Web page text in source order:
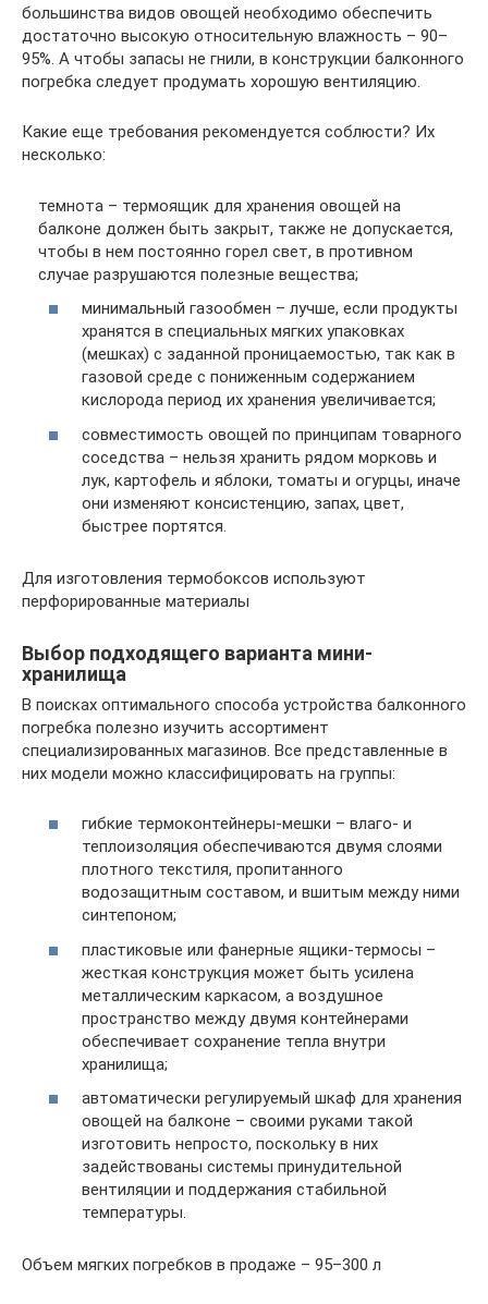
большинства видов овощей необходимо обеспечить
достаточно высокую относительную влажность – 90–
95%. А чтобы запасы не гнили, в конструкции балконного
погребка следует продумать хорошую вентиляцию.
Какие еще требования рекомендуется соблюсти? Их
несколько:
темнота – термоящик для хранения овощей на
балконе должен быть закрыт, также не допускается,
чтобы в нем постоянно горел свет, в противном
случае разрушаются полезные вещества;
минимальный газообмен – лучше, если продукты
хранятся в специальных мягких упаковках
(мешках) с заданной проницаемостью, так как в
газовой среде с пониженным содержанием
кислорода период их хранения увеличивается;
совместимость овощей по принципам товарного
соседства – нельзя хранить рядом морковь и
лук, картофель и яблоки, томаты и огурцы, иначе
они изменяют консистенцию, запах, цвет,
быстрее портятся.
Для изготовления термобоксов используют
перфорированные материалы
Выбор подходящего варианта мини-
хранилища
В поисках оптимального способа устройства балконного
погребка полезно изучить ассортимент
специализированных магазинов. Все представленные в
них модели можно классифицировать на группы:
гибкие термоконтейнеры-мешки – влаго- и
теплоизоляция обеспечиваются двумя слоями
плотного текстиля, пропитанного
водозащитным составом, и вшитым между ними
синтепоном;
пластиковые или фанерные ящики-термосы –
жесткая конструкция может быть усилена
металлическим каркасом, а воздушное
пространство между двумя контейнерами
обеспечивает сохранение тепла внутри
хранилища;
автоматически регулируемый шкаф для хранения
овощей на балконе – своими руками такой
изготовить непросто, поскольку в них
задействованы системы принудительной
вентиляции и поддержания стабильной
температуры.
Объем мягких погребков в продаже – 95–300 л